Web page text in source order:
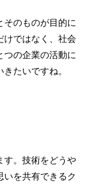
そのものが目的に
けではなく、社会
つの企業の活動に
たいですね。
す。技術をどうや
いを共有できるク